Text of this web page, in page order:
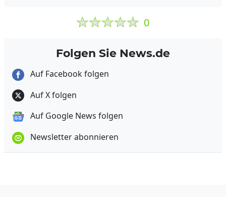
0
Folgen Sie News.de
Auf Facebook folgen
Auf X folgen
Auf Google News folgen
Newsletter abonnieren